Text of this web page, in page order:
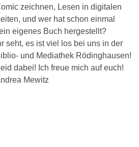
zeichnen, Lesen in digitalen
und wer hat schon einmal
eigenes Buch hergestellt?
seht, es ist viel los bei uns in der
und Mediathek Rödinghausen!
dabei! Ich freue mich auf euch!
Mewitz